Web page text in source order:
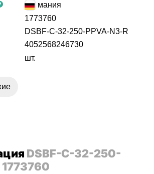
Германия
1773760
DSBF-C-32-250-PPVA-N3-R
4052568246730
шт.
DSBF-C-32-250-
1773760